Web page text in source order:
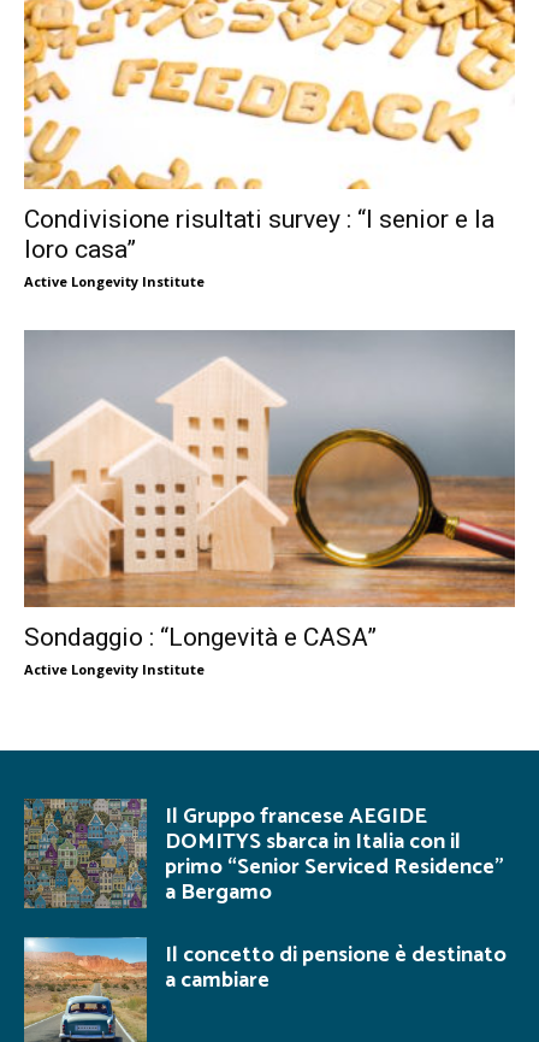
Condivisione risultati survey : “I senior e la
loro casa”
Active Longevity Institute
Sondaggio : “Longevità e CASA”
Active Longevity Institute
Il Gruppo francese AEGIDE
DOMITYS sbarca in Italia con il
primo “Senior Serviced Residence”
a Bergamo
Il concetto di pensione è destinato
a cambiare